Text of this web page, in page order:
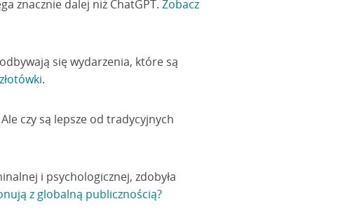
znacznie dalej niż ChatGPT. Zobacz
się wydarzenia, które są
.
czy są lepsze od tradycyjnych
i psychologicznej, zdobyła
z globalną publicznością?